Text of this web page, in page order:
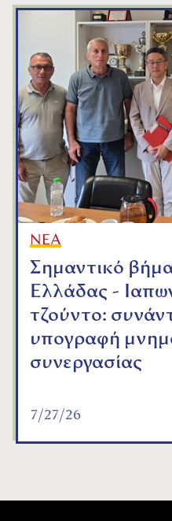
ΝΕΑ
Σημαντικό
Ελλάδας -
τζούντο:
υπογραφή
συνεργασίας
7/27/26